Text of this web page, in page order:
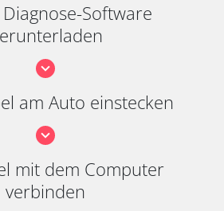
Software
am Auto einstecken
mit dem Computer
verbinden